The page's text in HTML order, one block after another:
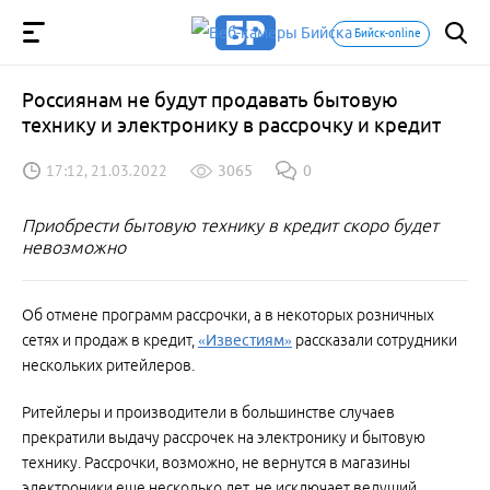
Бийск-online
Россиянам не будут продавать бытовую
технику и электронику в рассрочку и кредит
17:12, 21.03.2022 3065 0
Приобрести бытовую технику в кредит скоро будет
невозможно
Об отмене программ рассрочки, а в некоторых розничных
сетях и продаж в кредит, «Известиям» рассказали сотрудники
нескольких ритейлеров.
Ритейлеры и производители в большинстве случаев
прекратили выдачу рассрочек на электронику и бытовую
технику. Рассрочки, возможно, не вернутся в магазины